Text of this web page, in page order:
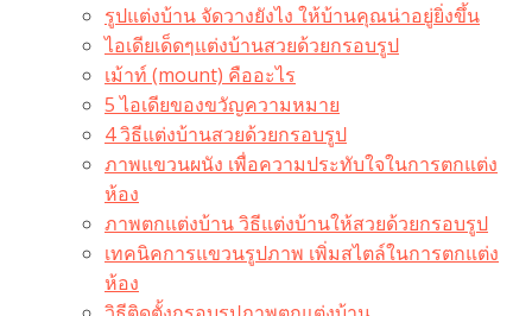
รูปแต่งบ้าน จัดวางยังไง ให้บ้านคุณน่าอยู่ยิ่งขึ้น
ไอเดียเด็ดๆแต่งบ้านสวยด้วยกรอบรูป
เม้าท์ (mount) คืออะไร​
5 ไอเดียของขวัญความหมาย
4 วิธีแต่งบ้านสวยด้วยกรอบรูป
ภาพแขวนผนัง เพื่อความประทับใจในการตกแต่ง
ห้อง
ภาพตกแต่งบ้าน วิธีแต่งบ้านให้สวยด้วยกรอบรูป
เทคนิคการแขวนรูปภาพ เพิ่มสไตล์ในการตกแต่ง
ห้อง